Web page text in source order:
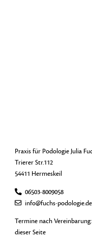
Praxis für Podologie Julia
Trierer Str.112
54411 Hermeskeil
06503-8009058
info@fuchs-podologie.de
Termine nach
dieser Seite